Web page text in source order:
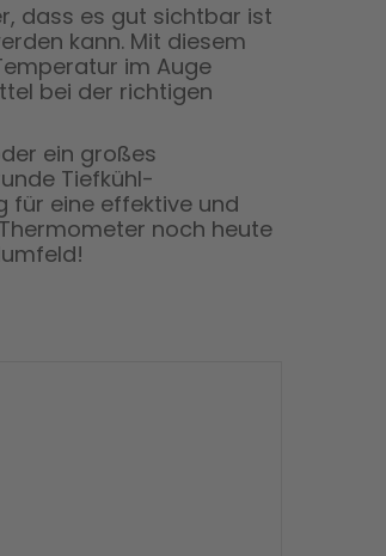
dass es gut sichtbar ist
kann. Mit diesem
im Auge
bei der richtigen
ein großes
Tiefkühl-
für eine effektive und
noch heute